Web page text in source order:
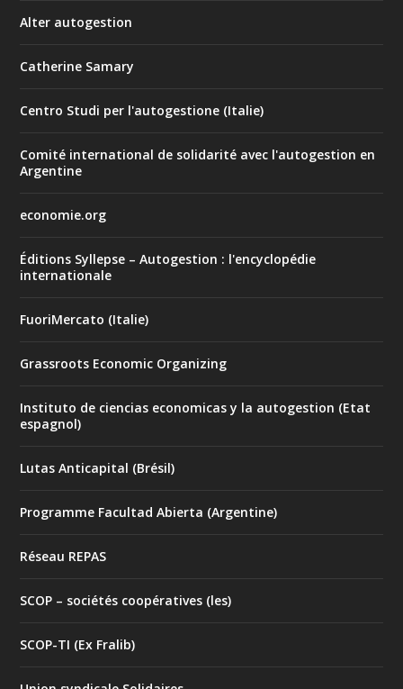
Alter autogestion
Catherine Samary
Centro Studi per l'autogestione (Italie)
Comité international de solidarité avec l'autogestion en
Argentine
economie.org
Éditions Syllepse – Autogestion : l'encyclopédie
internationale
FuoriMercato (Italie)
Grassroots Economic Organizing
Instituto de ciencias economicas y la autogestion (Etat
espagnol)
Lutas Anticapital (Brésil)
Programme Facultad Abierta (Argentine)
Réseau REPAS
SCOP – sociétés coopératives (les)
SCOP-TI (Ex Fralib)